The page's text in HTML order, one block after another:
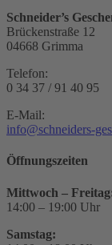
Schneider’s
Brückenstraße 12
04668 Grimma
Telefon:
0 34 37 / 91 40 95
E-Mail:
info@schneiders-
Öffnungszeiten
Mittwoch –
14:00 – 19:00 Uhr
Samstag: